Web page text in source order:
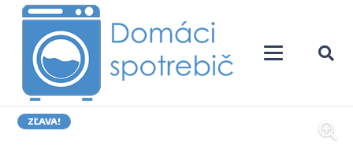
ZĽAVA!